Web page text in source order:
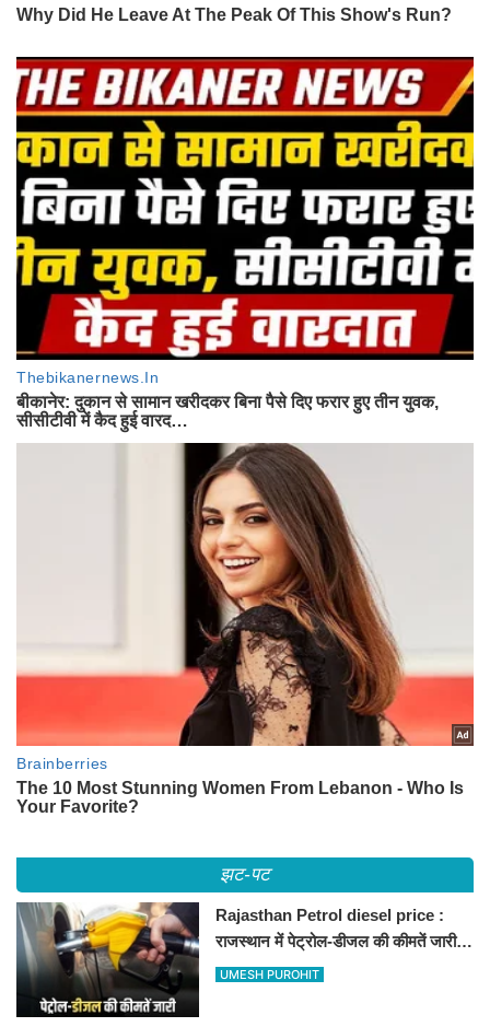
झट-पट
Rajasthan Petrol diesel price :
राजस्थान में पेट्रोल-डीजल की कीमतें जारी,
जानिए बीकानेर समेत पुरे प्रदेश में नए रेट
UMESH PUROHIT